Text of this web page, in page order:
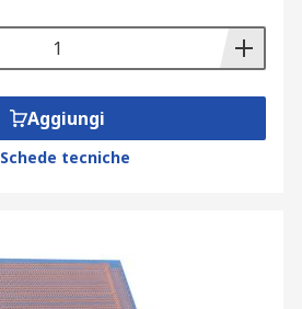
Aggiungi
Schede tecniche